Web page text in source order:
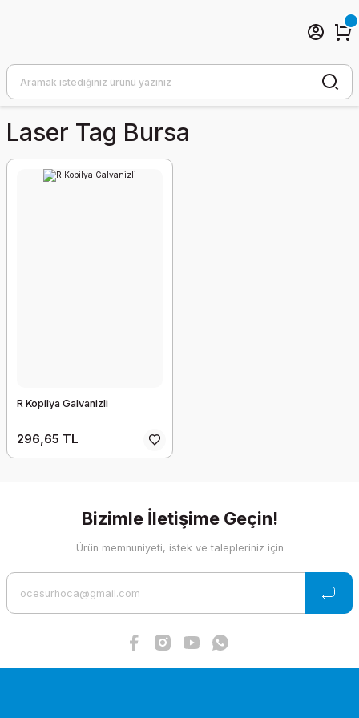
Laser Tag Bursa
R Kopilya Galvanizli
296,65 TL
Bizimle İletişime Geçin!
Ürün memnuniyeti, istek ve talepleriniz için